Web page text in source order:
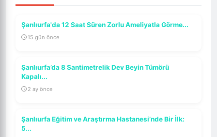
Şanlıurfa'da 12 Saat Süren Zorlu Ameliyatla Görme...
15 gün önce
Şanlıurfa’da 8 Santimetrelik Dev Beyin Tümörü
Kapalı...
2 ay önce
Şanlıurfa Eğitim ve Araştırma Hastanesi’nde Bir İlk:
5...